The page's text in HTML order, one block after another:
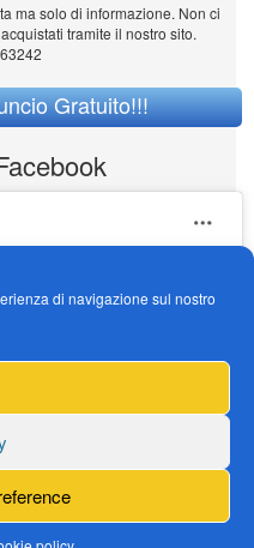
di navigazione sul nostro
ma solo di informazione. Non ci
tramite il nostro sito.
Gratuito!!!
Vendogokartit/
marketing e
contenuto